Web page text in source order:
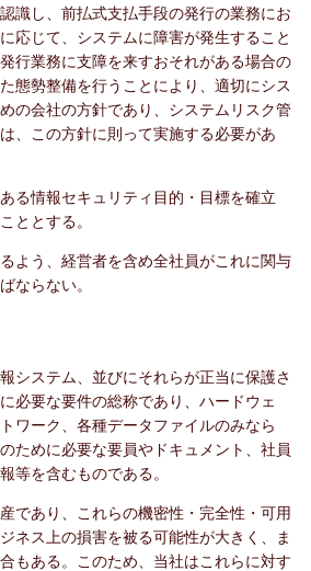
識し、前払式支払手段の発行の業務にお
応じて、システムに障害が発生すること
行業務に支障を来すおそれがある場合の
態勢整備を行うことにより、適切にシス
の会社の方針であり、システムリスク管
、この方針に則って実施する必要があ
る情報セキュリティ目的・目標を確立
ととする。
よう、経営者を含め全社員がこれに関与
ならない。
システム、並びにそれらが正当に保護さ
必要な要件の総称であり、ハードウェ
ワーク、各種データファイルのみなら
ために必要な要員やドキュメント、社員
等を含むものである。
であり、これらの機密性・完全性・可用
ネス上の損害を被る可能性が大きく、ま
もある。このため、当社はこれらに対す